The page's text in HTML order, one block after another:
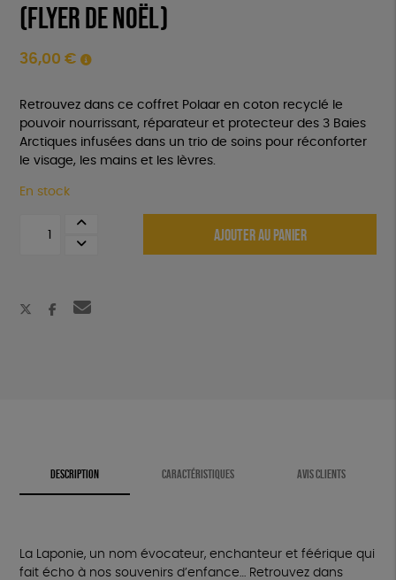
(flyer de noël)
36,00 €
Retrouvez dans ce coffret Polaar en coton recyclé le
pouvoir nourrissant, réparateur et protecteur des 3 Baies
Arctiques infusées dans un trio de soins pour réconforter
le visage, les mains et les lèvres.
En stock
de
AJOUTER AU PANIER
DESCRIPTION CARACTÉRISTIQUES AVIS CLIENTS
La Laponie, un nom évocateur, enchanteur et féérique qui
fait écho à nos souvenirs d’enfance… Retrouvez dans